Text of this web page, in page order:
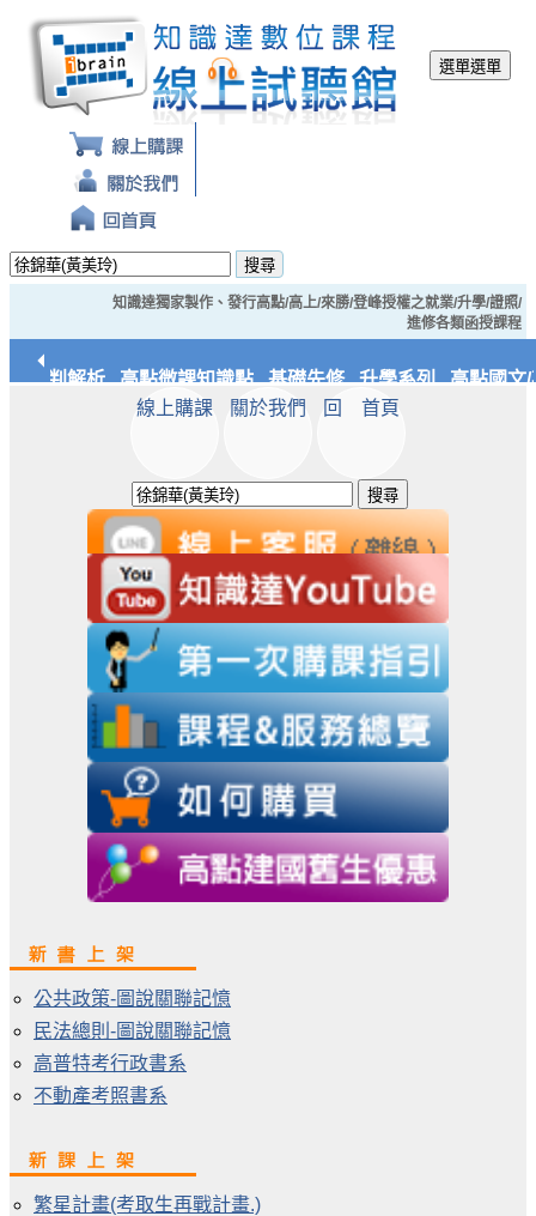
選單選單
搜尋
知識達獨家製作、發行高點/高上/來勝/登峰授權之就業/升學/證照/
進修各類函授課程
裁判解析 高點微課知識點 基礎先修 升學系列 高點國文/
知識達文化
線上購課 關於我們 回 首頁
搜尋
公共政策-圖說關聯記憶
民法總則-圖說關聯記憶
高普特考行政書系
不動產考照書系
繁星計畫(考取生再戰計畫.)